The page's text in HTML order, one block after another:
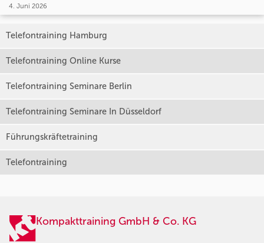
4. Juni 2026
Telefontraining Hamburg
Telefontraining Online Kurse
Telefontraining Seminare Berlin
Telefontraining Seminare In Düsseldorf
Führungskräftetraining
Telefontraining
Kompakttraining GmbH & Co. KG